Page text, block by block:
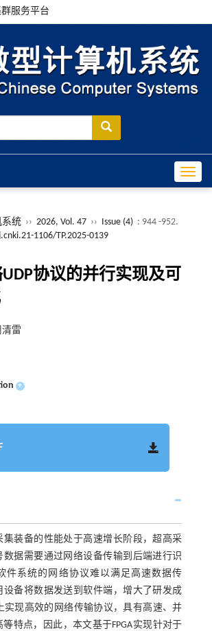
服务平台
统 ›› 2026, Vol. 47 ›› Issue (4) : 944 -952.
1106/TP.2025-0139
UDP协议的并行实现及可
清雷
+
集装备的性能处于高速增长阶段，超高采
数据需要通过网络设备传输到后端进行识
件系统的网络协议难以满足高速数据传
设备将数据发送到软件端，增大了研发成
实现高效的网络传输协议，具有高速、并
特点，因此，本文基于FPGA实现针对于